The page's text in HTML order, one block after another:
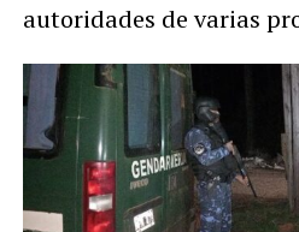
autoridades de varias